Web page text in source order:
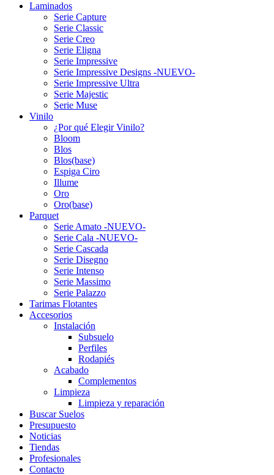
Laminados
Serie Capture
Serie Classic
Serie Creo
Serie Eligna
Serie Impressive
Serie Impressive Designs -NUEVO-
Serie Impressive Ultra
Serie Majestic
Serie Muse
Vinilo
¿Por qué Elegir Vinilo?
Bloom
Blos
Blos(base)
Espiga Ciro
Illume
Oro
Oro(base)
Parquet
Serie Amato -NUEVO-
Serie Cala -NUEVO-
Serie Cascada
Serie Disegno
Serie Intenso
Serie Massimo
Serie Palazzo
Tarimas Flotantes
Accesorios
Instalación
Subsuelo
Perfiles
Rodapiés
Acabado
Complementos
Limpieza
Limpieza y reparación
Buscar Suelos
Presupuesto
Noticias
Tiendas
Profesionales
Contacto